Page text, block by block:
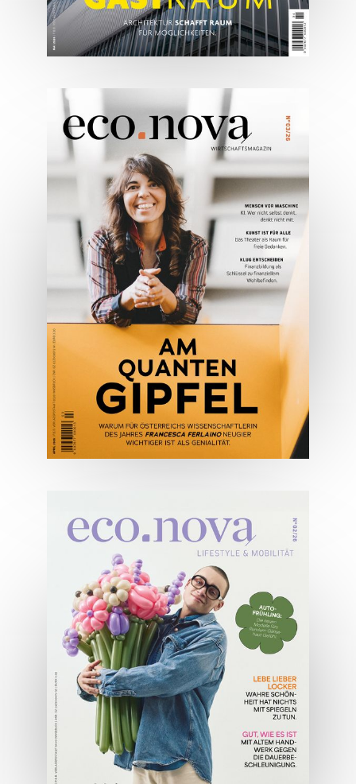
05/2026
Spezial: Architektur &
Lifestyle Mai 2026
JETZT BESTELLEN
ONLINE LESEN
04/2026
Wirtschaftsausgabe April 2026
JETZT BESTELLEN
ONLINE LESEN